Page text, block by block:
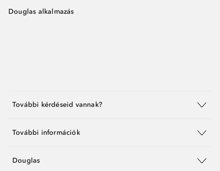
Douglas alkalmazás
További kérdéseid vannak?
További információk
Douglas